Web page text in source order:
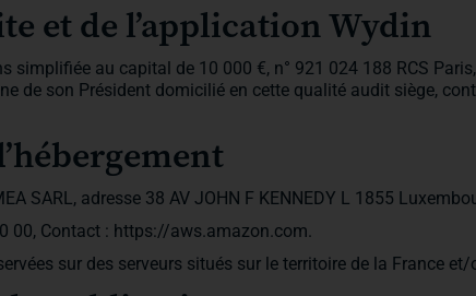
et de l’application Wydin
simplifiée au capital de 10 000 €, n° 921 024 188 RCS
de son Président domicilié en cette qualité audit siège,
SARL, adresse 38 AV JOHN F KENNEDY L 1855
00, Contact : https://aws.amazon.com.
sur des serveurs situés sur le territoire de la France et/